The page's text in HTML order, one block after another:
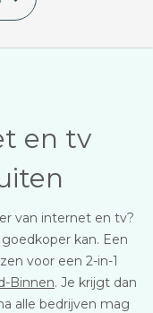
en tv
van internet en tv?
kan. Een
voor een 2-in-1
Binnen. Je krijgt dan
alle bedrijven mag